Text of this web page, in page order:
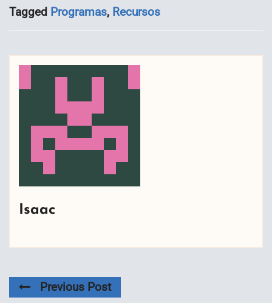
Tagged Programas, Recursos
Isaac
Previous Post